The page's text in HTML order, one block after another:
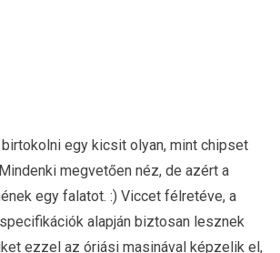
egy kicsit olyan, mint chipset
megvetően néz, de azért a
egy falatot. :) Viccet félretéve, a
alapján biztosan lesznek
ezzel az óriási masinával képzelik el,